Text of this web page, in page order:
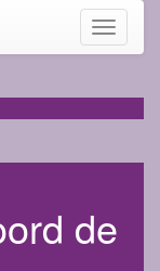
Toggle
de